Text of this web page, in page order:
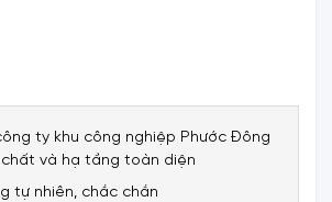
ty khu công nghiệp Phước Đông
và hạ tầng toàn diện
tự nhiên, chắc chắn